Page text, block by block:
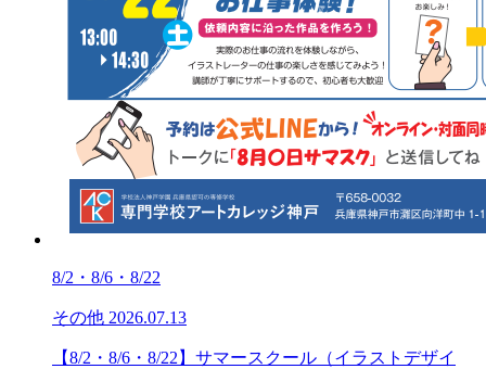
8/2・8/6・8/22
その他 2026.07.13
【8/2・8/6・8/22】サマースクール（イラストデザイ